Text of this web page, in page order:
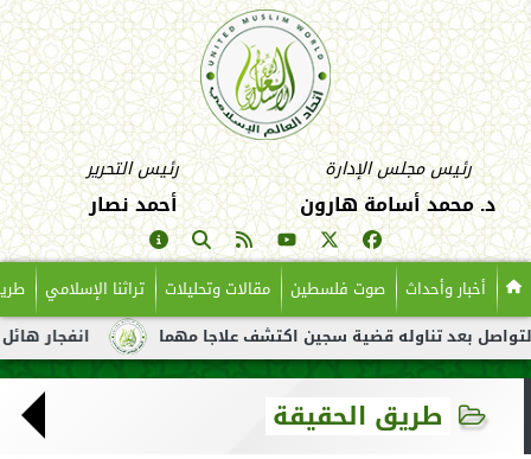
رئيس مجلس الإدارة
د. محمد أسامة هارون
رئيس التحرير
أحمد نصار
أخبار وأحداث صوت فلسطين مقالات وتحليلات تراثنا الإسلامي
انفجار هائل لناقلة تناوله قضية سجين اكتشف علاجا مهما
طريق الحقيقة